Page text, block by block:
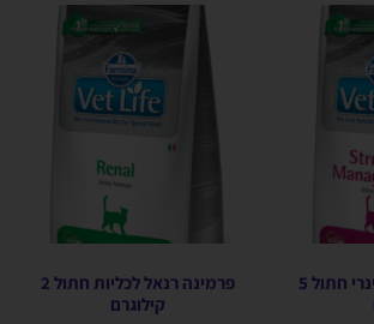
פרמינה וט לייף יורינרי חתול 5
פרמינה רנאל לכליות חתול 2
קילוגרם